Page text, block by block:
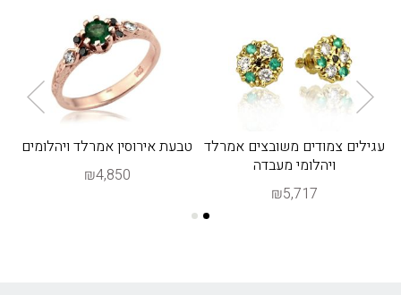
עגילים צמודים משובצים אמרלד
ויהלומי מעבדה
₪5,717
טבעת אירוסין אמרלד ויהלומים
₪4,850